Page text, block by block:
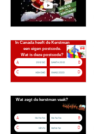
In Canada heeft de Kerstman
een eigen postcode.
Wat is deze postcode?
A 2512 SC B
SANTA 2512
C H0H 0H0 D
XMAS 2020
Wat zegt de kerstman vaak?
A Ho ho ho B
Ha ha ha
C Hihi hi D
Hehe he